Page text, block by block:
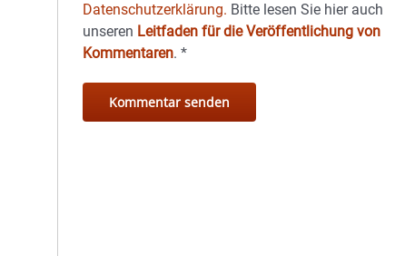
Datenschutzerklärung. Bitte lesen Sie hier auch
unseren Leitfaden für die Veröffentlichung von
Kommentaren.*